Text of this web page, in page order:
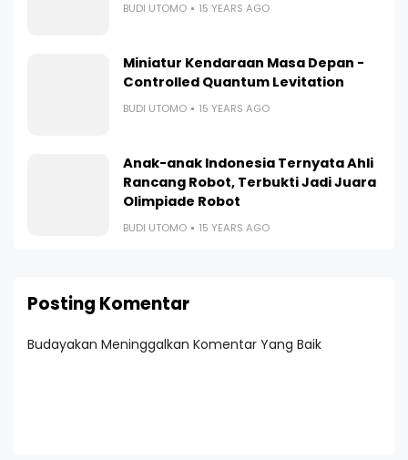
BUDI UTOMO 15 YEARS AGO
Miniatur Kendaraan Masa Depan -
Controlled Quantum Levitation
BUDI UTOMO 15 YEARS AGO
Anak-anak Indonesia Ternyata Ahli
Rancang Robot, Terbukti Jadi Juara
Olimpiade Robot
BUDI UTOMO 15 YEARS AGO
Posting Komentar
Budayakan Meninggalkan Komentar Yang Baik